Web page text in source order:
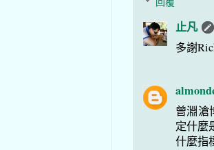
止凡
多謝
曾淵滄
定什麼
什麼指